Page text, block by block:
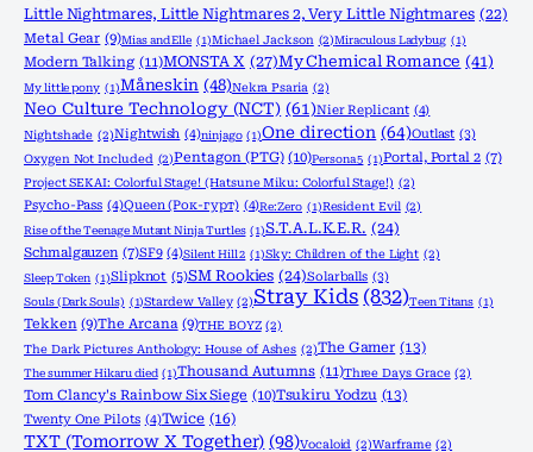
Little Nightmares, Little Nightmares 2, Very Little Nightmares (22)
Metal Gear (9)Mias and Elle (1)Michael Jackson (2)Miraculous Ladybug (1)
Modern Talking (11)MONSTA X (27)My Chemical Romance (41)
My little pony (1)Måneskin (48)Nekra Psaria (2)
Neo Culture Technology (NCT) (61)Nier Replicant (4)
Nightshade (2)Nightwish (4)ninjago (1)One direction (64)Outlast (3)
Oxygen Not Included (2)Pentagon (PTG) (10)Persona 5 (1)Portal, Portal 2 (7)
Project SEKAI: Colorful Stage! (Hatsune Miku: Colorful Stage!) (2)
Psycho-Pass (4)Queen (Рок-гурт) (4)Re:Zero (1)Resident Evil (2)
Rise of the Teenage Mutant Ninja Turtles (1)S.T.A.L.K.E.R. (24)
Schmalgauzen (7)SF9 (4)Silent Hill 2 (1)Sky: Children of the Light (2)
Sleep Token (1)Slipknot (5)SM Rookies (24)Solarballs (3)
Souls (Dark Souls) (1)Stardew Valley (2)Stray Kids (832)Teen Titans (1)
Tekken (9)The Arcana (9)THE BOYZ (2)
The Dark Pictures Anthology: House of Ashes (2)The Gamer (13)
The summer Hikaru died (1)Thousand Autumns (11)Three Days Grace (2)
Tom Clancy's Rainbow Six Siege (10)Tsukiru Yodzu (13)
Twenty One Pilots (4)Twice (16)
TXT (Tomorrow X Together) (98)Vocaloid (2)Warframe (2)